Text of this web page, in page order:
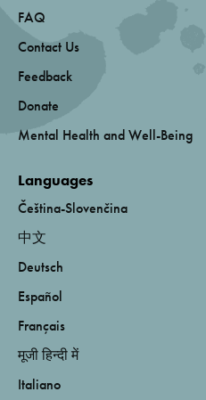
FAQ
Contact Us
Feedback
Donate
Mental Health and Well-Being
Languages
Čeština-Slovenčina
中文
Deutsch
Español
Français
मूजी हिन्दी में
Italiano